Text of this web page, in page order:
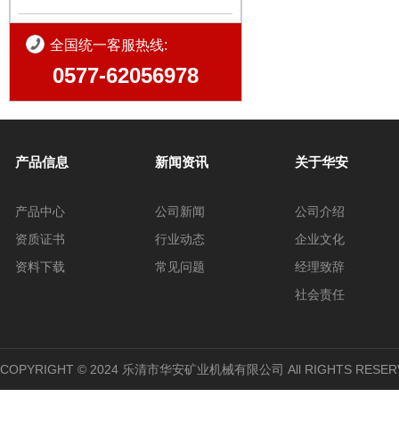
堵头系列
中间接头系列
全国统一客服热线:
0577-62056978
产品信息
产品中心
资质证书
资料下载
新闻资讯
公司新闻
行业动态
常见问题
关于华安
公司介绍
企业文化
经理致辞
社会责任
COPYRIGHT © 2024 乐清市华安矿业机械有限公司 All RIGHTS